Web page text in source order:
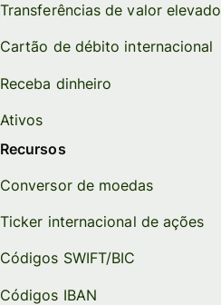
Transferências de valor elevado
Cartão de débito internacional
Receba dinheiro
Ativos
Recursos
Conversor de moedas
Ticker internacional de ações
Códigos SWIFT/BIC
Códigos IBAN